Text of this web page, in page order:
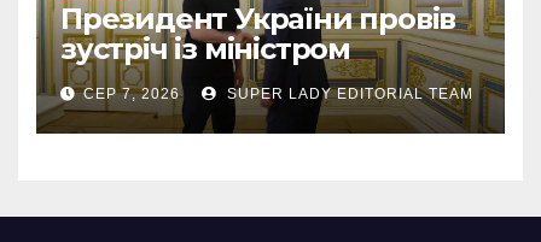
Президент України провів
зустріч із міністром
закордонних справ
Азербайджану Джейхуном
Байрамовим
СЕР 7, 2026 SUPER LADY EDITORIAL TEAM